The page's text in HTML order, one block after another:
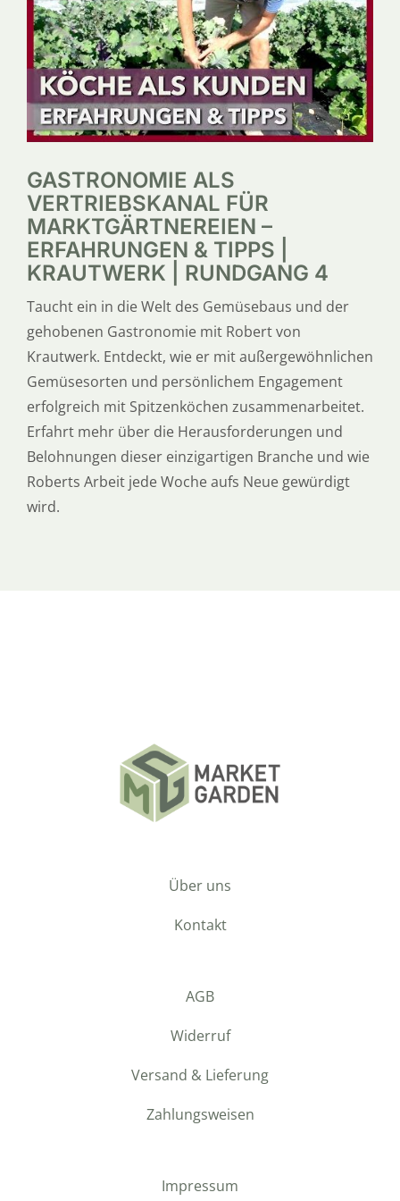
SERVICE
ÜBER UNS
GASTRONOMIE ALS
VERTRIEBSKANAL FÜR
MARKTGÄRTNEREIEN –
ERFAHRUNGEN & TIPPS |
KRAUTWERK | RUNDGANG 4
Taucht ein in die Welt des Gemüsebaus und der
gehobenen Gastronomie mit Robert von
Krautwerk. Entdeckt, wie er mit außergewöhnlichen
Gemüsesorten und persönlichem Engagement
erfolgreich mit Spitzenköchen zusammenarbeitet.
Erfahrt mehr über die Herausforderungen und
Belohnungen dieser einzigartigen Branche und wie
Roberts Arbeit jede Woche aufs Neue gewürdigt
wird.
Über uns
Kontakt
AGB
Widerruf
Versand & Lieferung
Zahlungsweisen
Impressum